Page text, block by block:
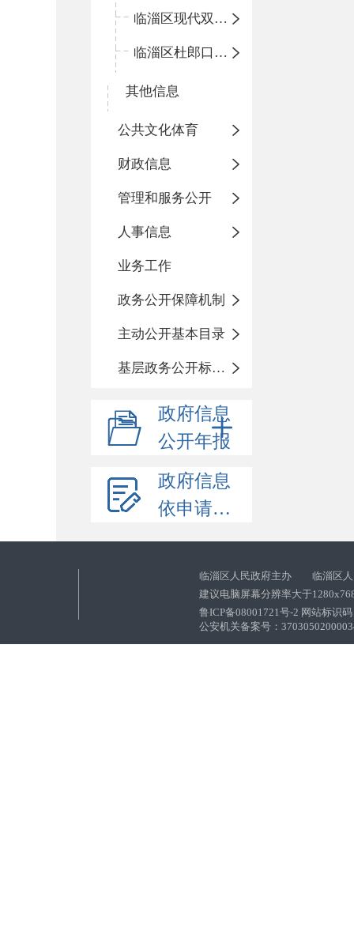
临淄区现代双语学校
临淄区杜郎口小学
其他信息
公共文化体育
财政信息
管理和服务公开
人事信息
业务工作
政务公开保障机制
主动公开基本目录
基层政务公开标准化目录
政府信息
公开年报
政府信息
依申请公开
临淄区人民政府主办 临淄区人
建议电脑屏幕分辨率大于
鲁ICP备08001721号-2 网站标识
公安机关备案号：